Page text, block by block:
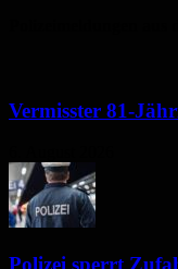
Vermisster 81-
Polizei sperrt